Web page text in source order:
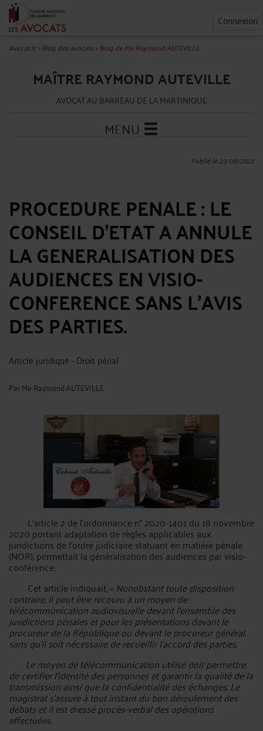
Connexion
Avocat.fr>Blog des avocats>Blog de Me Raymond AUTEVILLE
MAÎTRE RAYMOND AUTEVILLE
AVOCAT AU BARREAU DE LA MARTINIQUE
MENU
Publié le 23/08/2021
PROCEDURE PENALE : LE
CONSEIL D’ETAT A ANNULE
LA GENERALISATION DES
AUDIENCES EN VISIO-
CONFERENCE SANS L’AVIS
DES PARTIES.
Article juridique - Droit pénal
ParMe Raymond AUTEVILLE
L'article 2 de l'ordonnance n° 2020-1401 du 18 novembre
2020 portant adaptation de règles applicables aux
juridictions de l'ordre judiciaire statuant en matière pénale
(NOR), permettait la généralisation des audiences par visio-
conférence.
Cet article indiquait, « Nonobstant toute disposition
contraire, il peut être recouru à un moyen de
télécommunication audiovisuelle devant l'ensemble des
juridictions pénales et pour les présentations devant le
procureur de la République ou devant le procureur général,
sans qu'il soit nécessaire de recueillir l'accord des parties.
Le moyen de télécommunication utilisé doit permettre
de certifier l'identité des personnes et garantir la qualité de la
transmission ainsi que la confidentialité des échanges. Le
magistrat s'assure à tout instant du bon déroulement des
débats et il est dressé procès-verbal des opérations
effectuées.